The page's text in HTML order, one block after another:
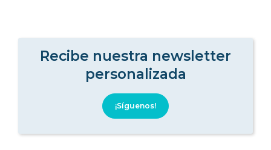
Recibe nuestra newsletter
personalizada
¡Síguenos!